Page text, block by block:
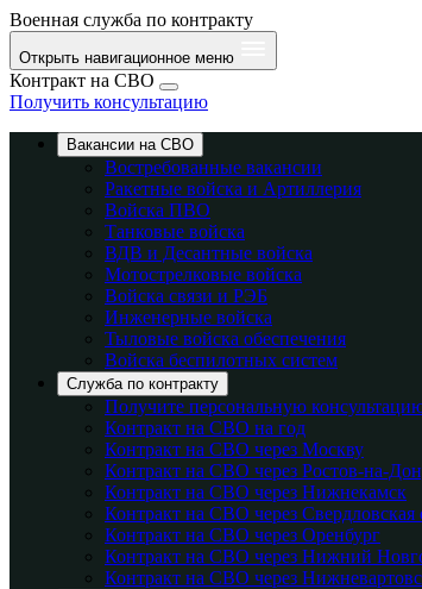
Военная служба по контракту
Открыть навигационное меню
Контракт на СВО
Получить консультацию
Вакансии на СВО
Востребованные вакансии
Ракетные войска и Артиллерия
Войска ПВО
Танковые войска
ВДВ и Десантные войска
Мотострелковые войска
Войска связи и РЭБ
Инженерные войска
Тыловые войска обеспечения
Войска беспилотных систем
Служба по контракту
Получите персональную
Контракт на СВО на год
Контракт на СВО через Москву
Контракт на СВО через Ростов-на-
Контракт на СВО через Нижнекамск
Контракт на СВО через Свердловская
Контракт на СВО через Оренбург
Контракт на СВО через Нижний
Контракт на СВО через